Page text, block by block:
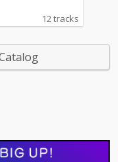
12 tracks